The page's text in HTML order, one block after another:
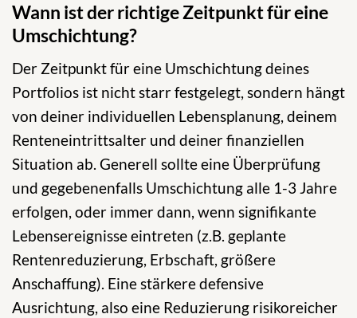
Wann ist der richtige Zeitpunkt für eine
Umschichtung?
Der Zeitpunkt für eine Umschichtung deines
Portfolios ist nicht starr festgelegt, sondern hängt
von deiner individuellen Lebensplanung, deinem
Renteneintrittsalter und deiner finanziellen
Situation ab. Generell sollte eine Überprüfung
und gegebenenfalls Umschichtung alle 1-3 Jahre
erfolgen, oder immer dann, wenn signifikante
Lebensereignisse eintreten (z.B. geplante
Rentenreduzierung, Erbschaft, größere
Anschaffung). Eine stärkere defensive
Ausrichtung, also eine Reduzierung risikoreicher